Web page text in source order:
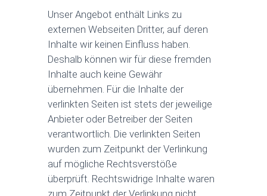
Unser Angebot enthält Links zu
externen Webseiten Dritter, auf deren
Inhalte wir keinen Einfluss haben.
Deshalb können wir für diese fremden
Inhalte auch keine Gewähr
übernehmen. Für die Inhalte der
verlinkten Seiten ist stets der jeweilige
Anbieter oder Betreiber der Seiten
verantwortlich. Die verlinkten Seiten
wurden zum Zeitpunkt der Verlinkung
auf mögliche Rechtsverstöße
überprüft. Rechtswidrige Inhalte waren
zum Zeitpunkt der Verlinkung nicht